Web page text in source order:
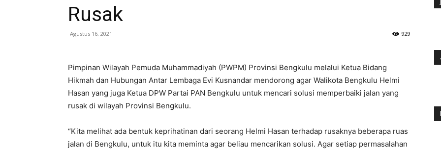
Rusak
Agustus 16, 2021 929
Pimpinan Wilayah Pemuda Muhammadiyah (PWPM) Provinsi Bengkulu melalui Ketua Bidang
Hikmah dan Hubungan Antar Lembaga Evi Kusnandar mendorong agar Walikota Bengkulu Helmi
Hasan yang juga Ketua DPW Partai PAN Bengkulu untuk mencari solusi memperbaiki jalan yang
rusak di wilayah Provinsi Bengkulu.
“Kita melihat ada bentuk keprihatinan dari seorang Helmi Hasan terhadap rusaknya beberapa ruas
jalan di Bengkulu, untuk itu kita meminta agar beliau mencarikan solusi. Agar setiap permasalahan